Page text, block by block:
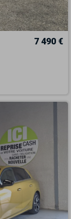
7 490 €